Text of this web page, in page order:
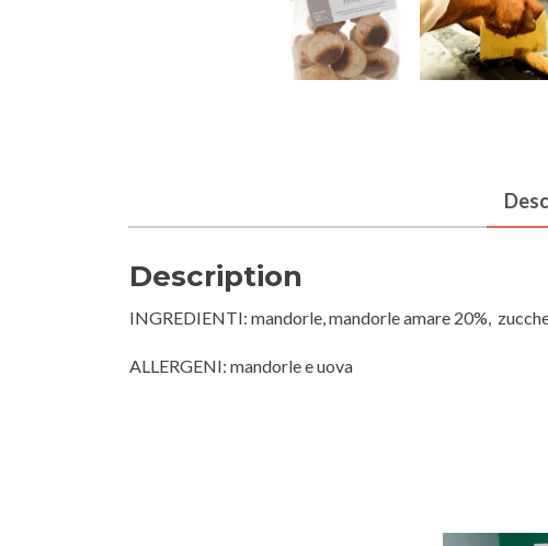
Description
INGREDIENTI: mandorle, mandorle amare 20%,
ALLERGENI: mandorle e uova